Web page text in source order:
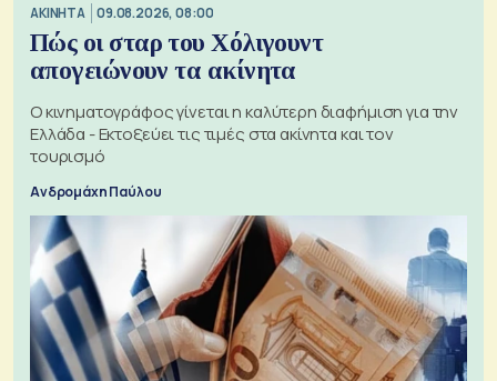
ΑΚΙΝΗΤΑ 09.08.2026, 08:00
Πώς οι σταρ του Χόλιγουντ
απογειώνουν τα ακίνητα
Ο κινηματογράφος γίνεται η καλύτερη διαφήμιση για την
Ελλάδα - Εκτοξεύει τις τιμές στα ακίνητα και τον
τουρισμό
Ανδρομάχη Παύλου